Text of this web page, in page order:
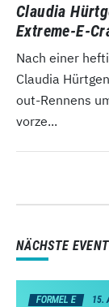
Claudia
Extreme-E-
Nach einer
Claudia
out-Rennens
vorze...
NÄCHSTE
FORMEL E 15.